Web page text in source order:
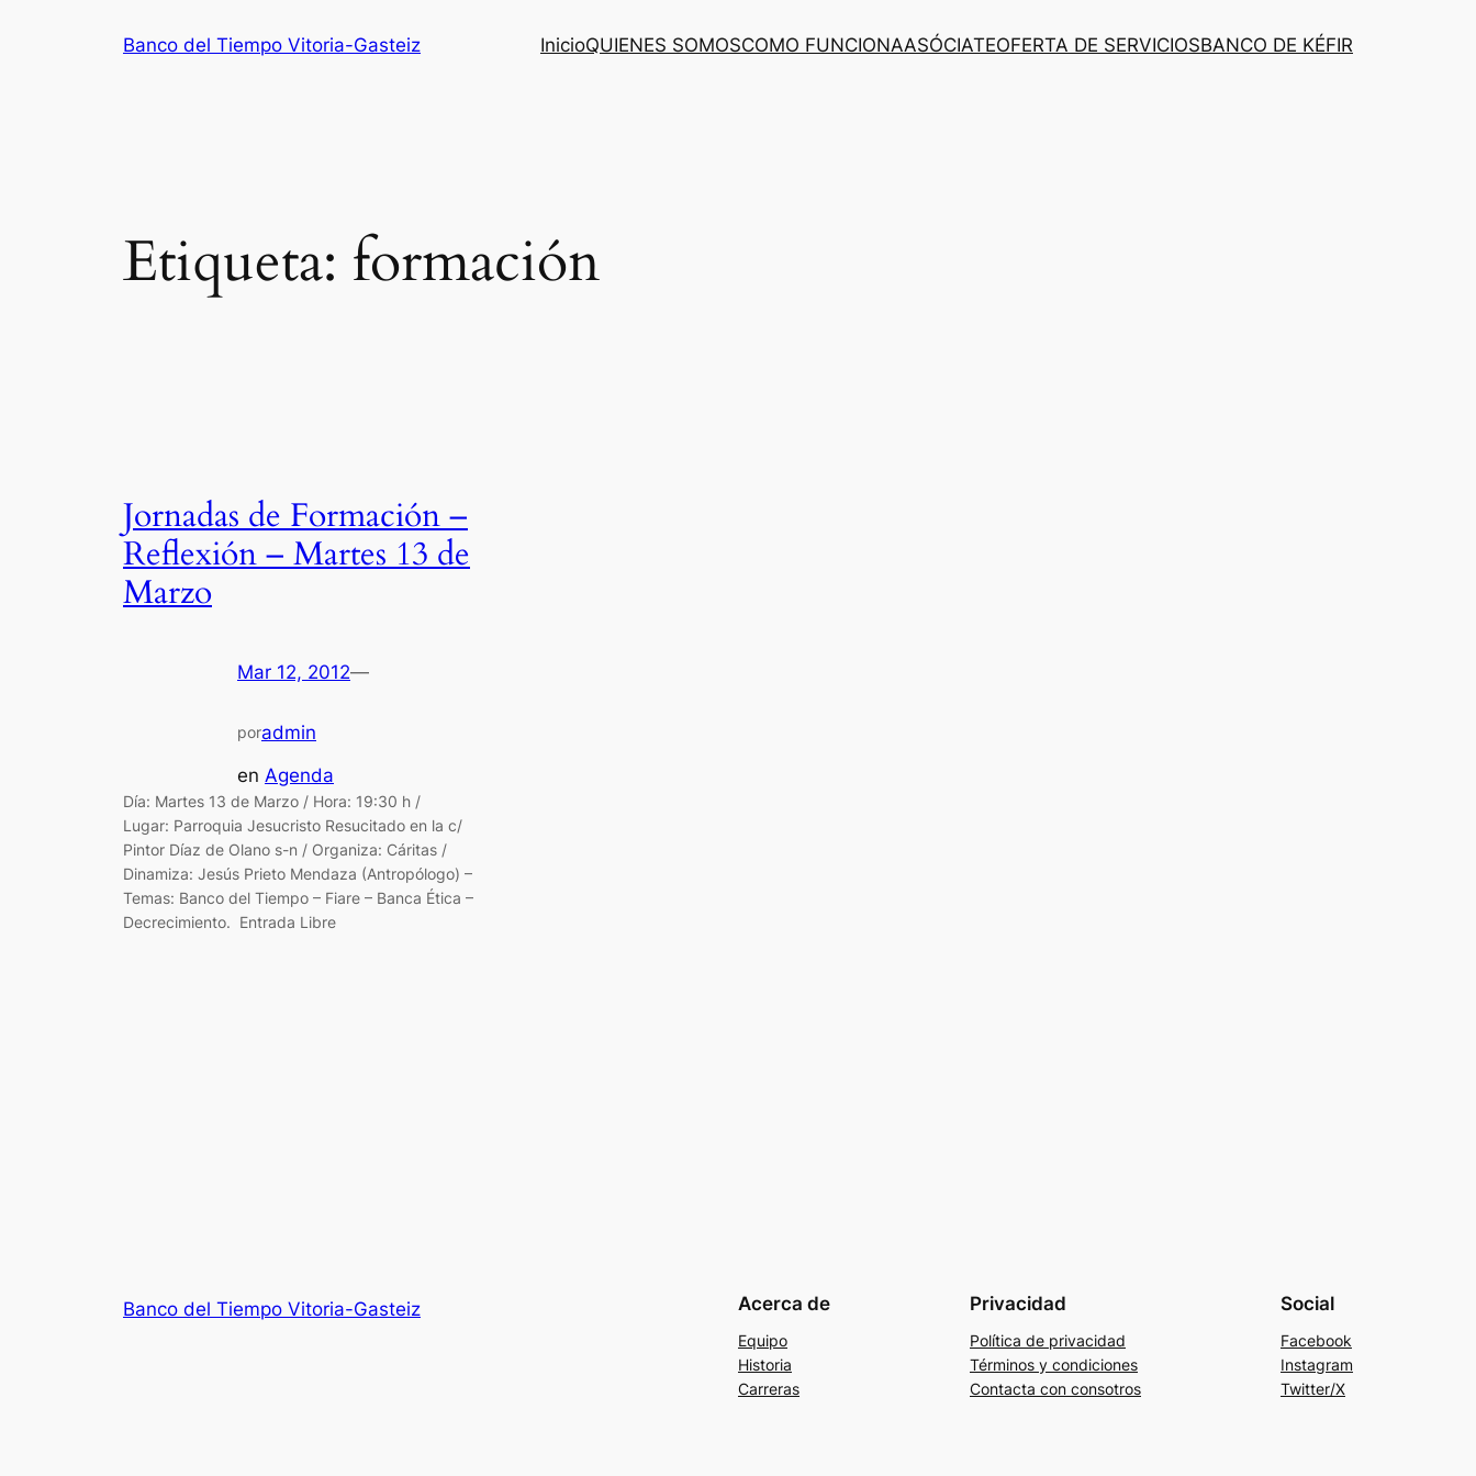
Banco del Tiempo Vitoria-Gasteiz InicioQUIENES SOMOSCOMO FUNCIONAASÓCIATEOFERTA DE SERVICIOSBANCO DE KÉFIR
Etiqueta: formación
Jornadas de Formación –
Reflexión – Martes 13 de
Marzo
Mar 12, 2012—
poradmin
en Agenda
Día: Martes 13 de Marzo / Hora: 19:30 h /
Lugar: Parroquia Jesucristo Resucitado en la c/
Pintor Díaz de Olano s-n / Organiza: Cáritas /
Dinamiza: Jesús Prieto Mendaza (Antropólogo) –
Temas: Banco del Tiempo – Fiare – Banca Ética –
Decrecimiento. Entrada Libre
Banco del Tiempo Vitoria-Gasteiz Acerca de
Equipo
Historia
Carreras
Privacidad
Política de privacidad
Términos y condiciones
Contacta con consotros
Social
Facebook
Instagram
Twitter/X